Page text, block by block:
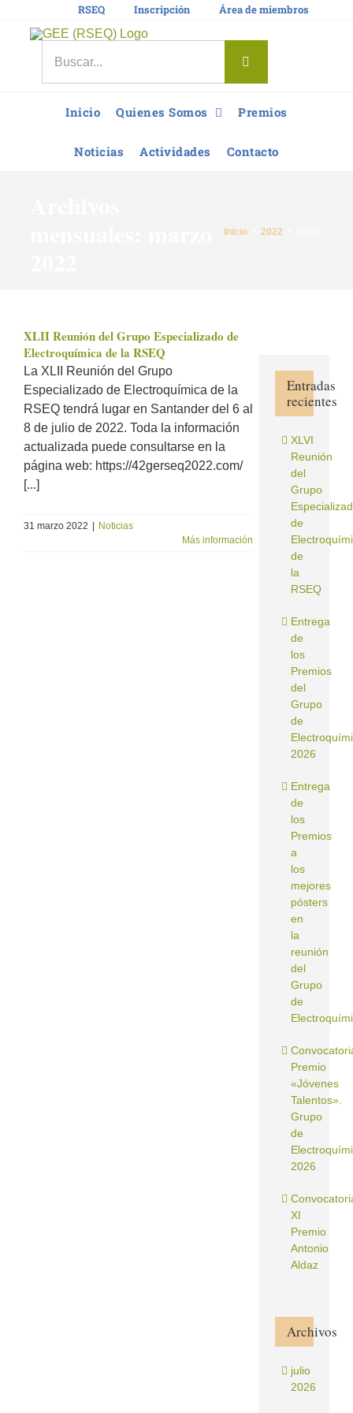
RSEQ Inscripción Área de miembros
Inicio Quienes Somos Premios
Noticias Actividades Contacto
Inicio 2022
XLII Reunión del Grupo Especializado de
Electroquímica de la RSEQ
La XLII Reunión del Grupo
Especializado de Electroquímica de la
RSEQ tendrá lugar en Santander del 6 al
8 de julio de 2022. Toda la información
actualizada puede consultarse en la
página web: https://42gerseq2022.com/
[...]
31 marzo 2022
Noticias
Más información
Entradas
recientes
XLVI
Reunión
del
Grupo
de
de
la
RSEQ
Entrega
de
los
Premios
del
Grupo
de
2026
Entrega
de
los
Premios
a
los
mejores
pósters
en
la
reunión
del
Grupo
de
Premio
«Jóvenes
Talentos».
Grupo
de
2026
XI
Premio
Antonio
Aldaz
Archivos
julio
2026